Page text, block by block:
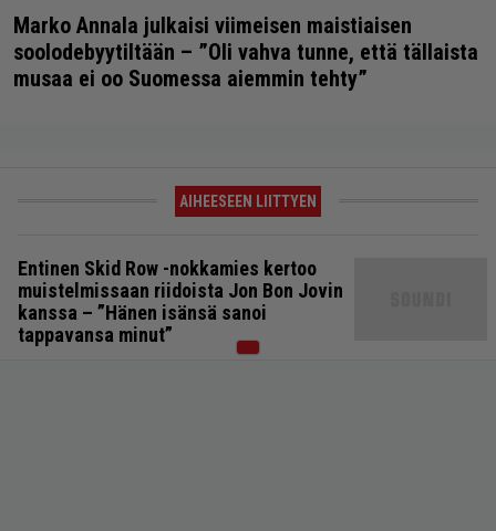
Marko Annala julkaisi viimeisen maistiaisen
soolodebyytiltään – ”Oli vahva tunne, että tällaista
musaa ei oo Suomessa aiemmin tehty”
AIHEESEEN LIITTYEN
Entinen Skid Row -nokkamies kertoo
muistelmissaan riidoista Jon Bon Jovin
kanssa – ”Hänen isänsä sanoi
tappavansa minut”